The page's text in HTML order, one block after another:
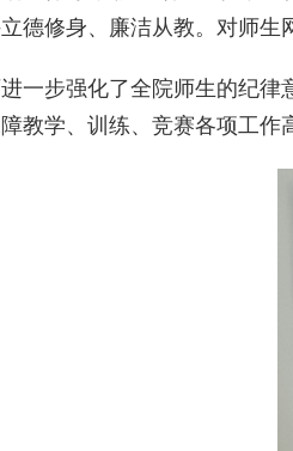
德修身、廉洁从教。对师
一步强化了全院师生的纪
教学、训练、竞赛各项工